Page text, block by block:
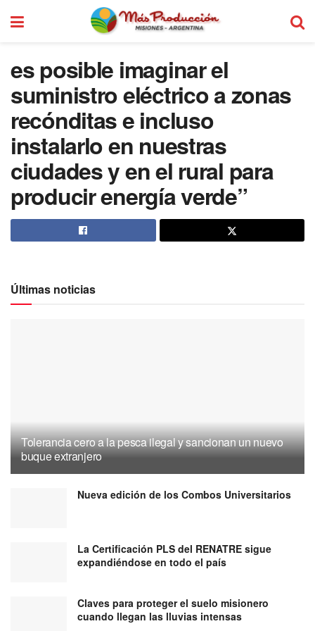
es posible imaginar el
suministro eléctrico a zonas
recónditas e incluso
instalarlo en nuestras
ciudades y en el rural para
producir energía verde”
Últimas noticias
Tolerancia cero a la pesca ilegal y sancionan un nuevo
buque extranjero
Nueva edición de los Combos Universitarios
La Certificación PLS del RENATRE sigue
expandiéndose en todo el país
Claves para proteger el suelo misionero
cuando llegan las lluvias intensas